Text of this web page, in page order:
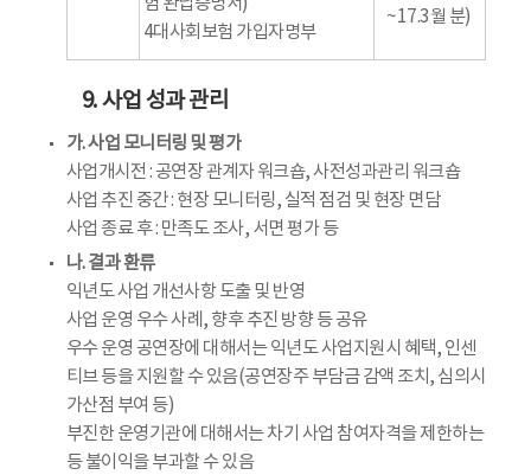
험 완납증명서)
4대사회보험 가입자명부
~17.3월 분)
9. 사업 성과 관리
가. 사업 모니터링 및 평가
사업개시전 : 공연장 관계자 워크숍, 사전성과관리 워크숍
사업 추진 중간 : 현장 모니터링, 실적 점검 및 현장 면담
사업 종료 후 : 만족도 조사, 서면 평가 등
나. 결과 환류
익년도 사업 개선사항 도출 및 반영
사업 운영 우수 사례, 향후 추진 방향 등 공유
우수 운영 공연장에 대해서는 익년도 사업지원시 혜택, 인센
티브 등을 지원할 수 있음(공연장주 부담금 감액 조치, 심의시
가산점 부여 등)
부진한 운영기관에 대해서는 차기 사업 참여자격을 제한하는
등 불이익을 부과할 수 있음